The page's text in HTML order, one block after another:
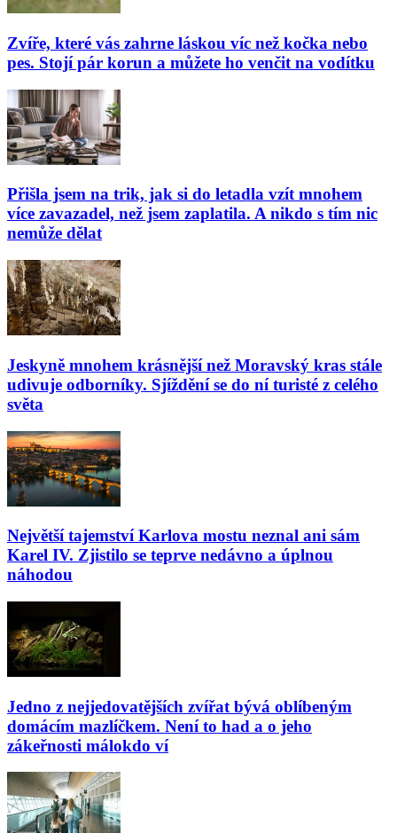
Zvíře, které vás zahrne láskou víc než kočka nebo
pes. Stojí pár korun a můžete ho venčit na vodítku
Přišla jsem na trik, jak si do letadla vzít mnohem
více zavazadel, než jsem zaplatila. A nikdo s tím nic
nemůže dělat
Jeskyně mnohem krásnější než Moravský kras stále
udivuje odborníky. Sjíždění se do ní turisté z celého
světa
Největší tajemství Karlova mostu neznal ani sám
Karel IV. Zjistilo se teprve nedávno a úplnou
náhodou
Jedno z nejjedovatějších zvířat bývá oblíbeným
domácím mazlíčkem. Není to had a o jeho
zákeřnosti málokdo ví